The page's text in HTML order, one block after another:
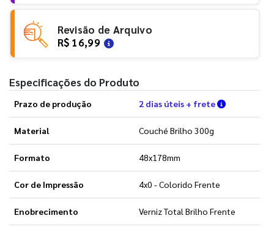
Revisão de Arquivo
R$ 16,99
Especificações do Produto
Prazo de produção 2 dias úteis + frete Verifique
Material Couché Brilho 300g
Formato 48x178mm
Cor de Impressão 4x0 - Colorido Frente
Enobrecimento Verniz Total Brilho Frente